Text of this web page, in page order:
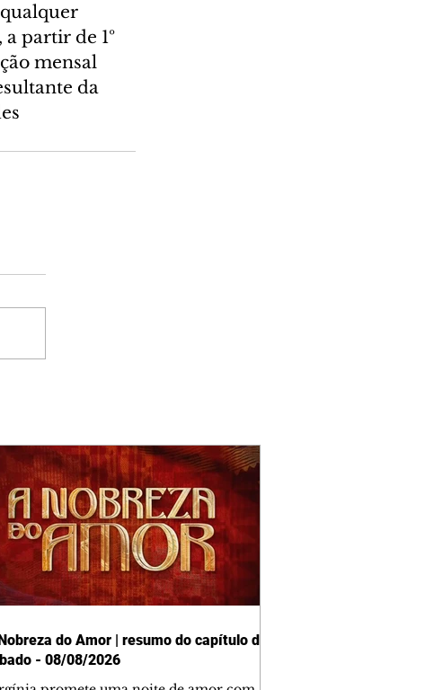
partir de 1º
mensal
da
do Amor | resumo do capítulo de
- 08/08/2026